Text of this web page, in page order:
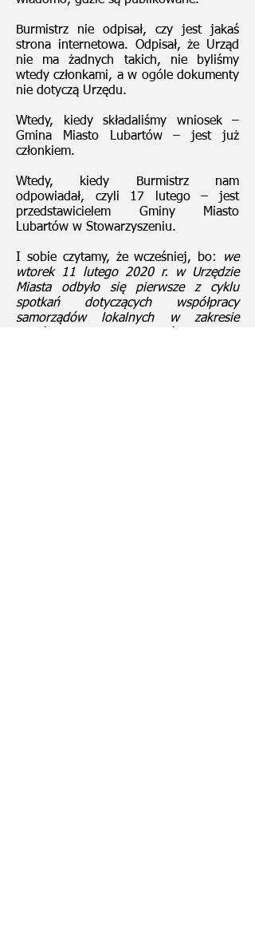
Burmistrz nie odpisał, czy jest jakaś
strona internetowa. Odpisał, że Urząd
nie ma żadnych takich, nie byliśmy
wtedy członkami, a w ogóle dokumenty
nie dotyczą Urzędu.
Wtedy, kiedy składaliśmy wniosek –
Gmina Miasto Lubartów – jest już
członkiem.
Wtedy, kiedy Burmistrz nam
odpowiadał, czyli 17 lutego – jest
przedstawicielem Gminy Miasto
Lubartów w Stowarzyszeniu.
I sobie czytamy, że wcześniej, bo:
we
wtorek 11 lutego 2020 r. w Urzędzie
Miasta odbyło się pierwsze z cyklu
spotkań dotyczących współpracy
samorządów lokalnych w zakresie